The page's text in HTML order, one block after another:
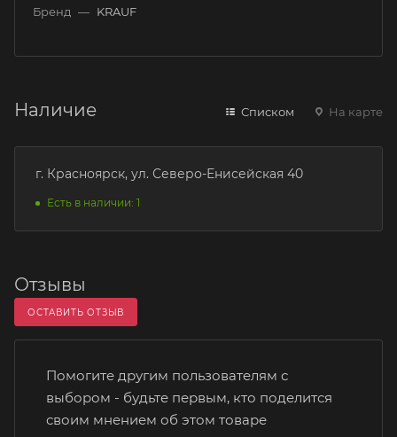
Бренд — KRAUF
Наличие Списком На карте
г. Красноярск, ул. Северо-Енисейская 40
Есть в наличии: 1
Отзывы
ОСТАВИТЬ ОТЗЫВ
Помогите другим пользователям с
выбором - будьте первым, кто поделится
своим мнением об этом товаре